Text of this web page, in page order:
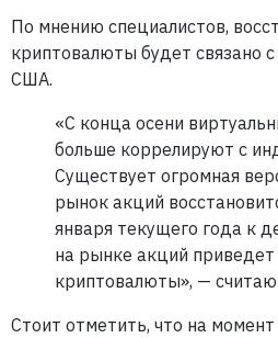
По мнению специалистов,
криптовалюты будет связано
США.
«С конца осени
больше коррелируют с
Существует огромная
рынок акций
января текущего года к
на рынке акций приведет
криптовалюты», —
Стоит отметить, что на